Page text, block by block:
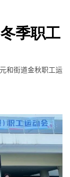
季职工
和街道金秋职工运